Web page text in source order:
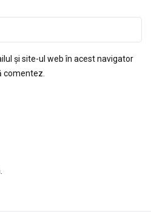
și site-ul web în acest navigator
comentez.